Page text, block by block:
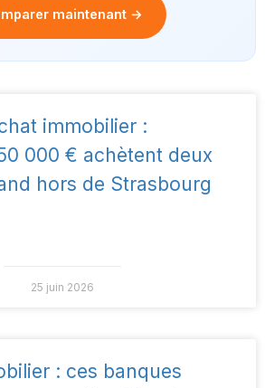
maintenant →
immobilier :
000 € achètent deux
hors de Strasbourg
25 juin 2026
: ces banques